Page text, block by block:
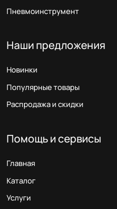
Пневмоинструмент
Наши предложения
Новинки
Популярные товары
Распродажа и скидки
Помощь и сервисы
Главная
Каталог
Услуги